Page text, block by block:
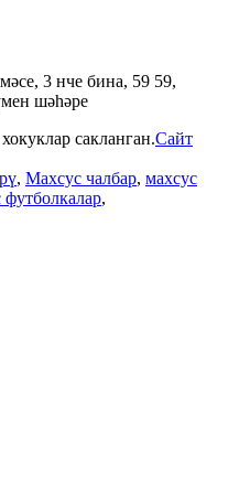
3 нче бина, 59 59,
шәһәре
сакланган.Сайт
, Махсус чалбар, махсус
футболкалар,